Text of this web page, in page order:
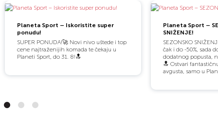
Planeta Sport – Iskoristite super
ponudu!
SUPER PONUDA!🚀 Novi nivo uštede i top
cene najtraženijih komada te čekaju u
Planeti Sport, do 31. 8!🔝
Planeta Sport –
SNIŽENJE!
SEZONSKO
čak i do -50%, sada
dodatnog popusta,
🔝 Ostvari
avgusta, samo u